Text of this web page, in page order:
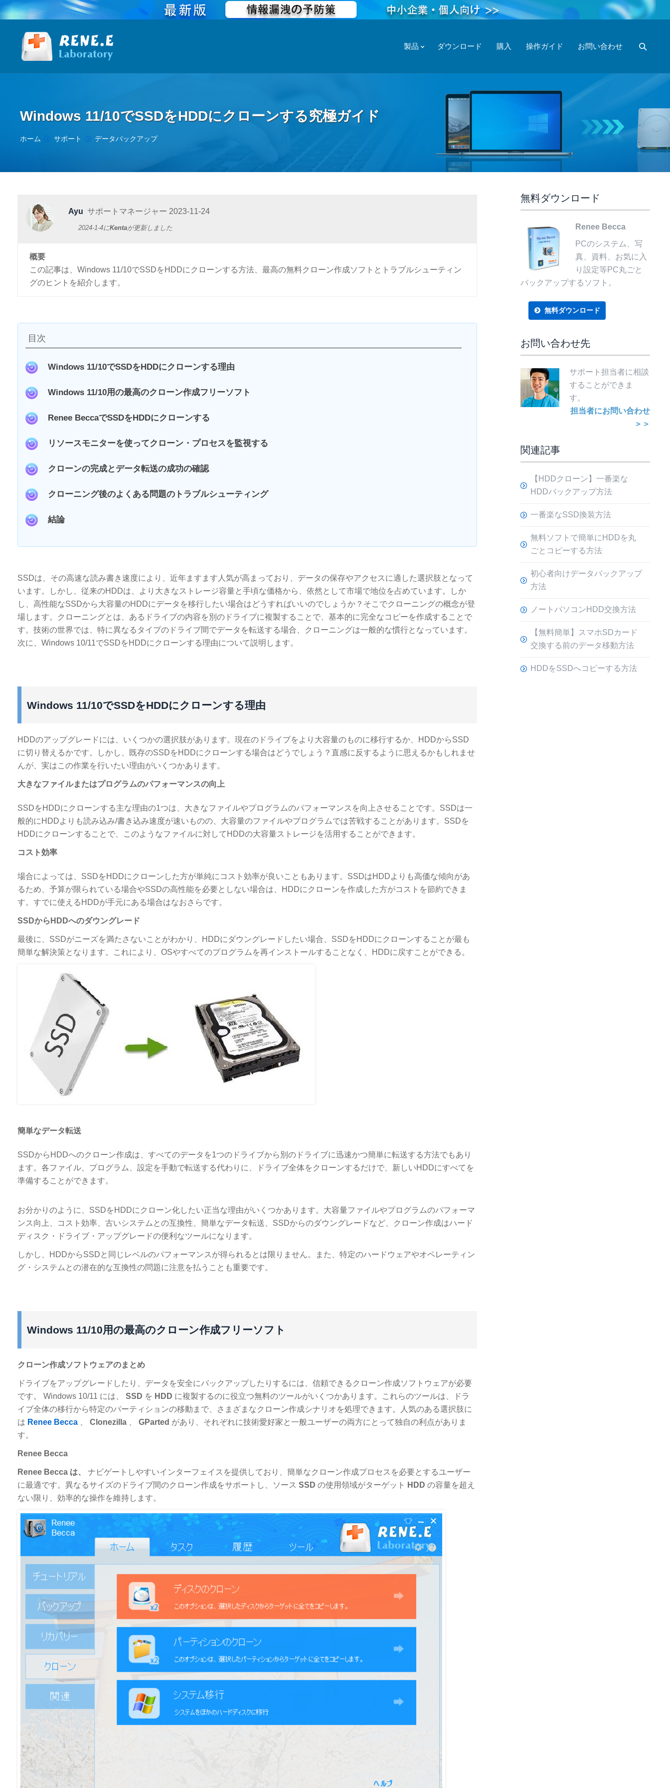
製品 ダウンロード 購入 操作ガイド お問い合わせ
Windows 11/10でSSDをHDDにクローンする究極ガイド
You are here:
ホーム サポート データバックアップ
Ayu サポートマネージャー 2023-11-24
2024-1-4にKentaが更新しました
概要
この記事は、Windows 11/10でSSDをHDDにクローンする方法、最高の無料クローン作成ソフトとトラブルシューティン
グのヒントを紹介します。
目次
Windows 11/10でSSDをHDDにクローンする理由
Windows 11/10用の最高のクローン作成フリーソフト
Renee BeccaでSSDをHDDにクローンする
リソースモニターを使ってクローン・プロセスを監視する
クローンの完成とデータ転送の成功の確認
クローニング後のよくある問題のトラブルシューティング
結論
SSDは、その高速な読み書き速度により、近年ますます人気が高まっており、データの保存やアクセスに適した選択肢となって
います。しかし、従来のHDDは、より大きなストレージ容量と手頃な価格から、依然として市場で地位を占めています。しか
し、高性能なSSDから大容量のHDDにデータを移行したい場合はどうすればいいのでしょうか？そこでクローニングの概念が登
場します。クローニングとは、あるドライブの内容を別のドライブに複製することで、基本的に完全なコピーを作成することで
す。技術の世界では、特に異なるタイプのドライブ間でデータを転送する場合、クローニングは一般的な慣行となっています。
次に、Windows 10/11でSSDをHDDにクローンする理由について説明します。
Windows 11/10でSSDをHDDにクローンする理由
HDDのアップグレードには、いくつかの選択肢があります。現在のドライブをより大容量のものに移行するか、HDDからSSD
に切り替えるかです。しかし、既存のSSDをHDDにクローンする場合はどうでしょう？直感に反するように思えるかもしれませ
んが、実はこの作業を行いたい理由がいくつかあります。
大きなファイルまたはプログラムのパフォーマンスの向上
SSDをHDDにクローンする主な理由の1つは、大きなファイルやプログラムのパフォーマンスを向上させることです。SSDは一
般的にHDDよりも読み込み/書き込み速度が速いものの、大容量のファイルやプログラムでは苦戦することがあります。SSDを
HDDにクローンすることで、このようなファイルに対してHDDの大容量ストレージを活用することができます。
コスト効率
場合によっては、SSDをHDDにクローンした方が単純にコスト効率が良いこともあります。SSDはHDDよりも高価な傾向があ
るため、予算が限られている場合やSSDの高性能を必要としない場合は、HDDにクローンを作成した方がコストを節約できま
す。すでに使えるHDDが手元にある場合はなおさらです。
SSDからHDDへのダウングレード
最後に、SSDがニーズを満たさないことがわかり、HDDにダウングレードしたい場合、SSDをHDDにクローンすることが最も
簡単な解決策となります。これにより、OSやすべてのプログラムを再インストールすることなく、HDDに戻すことができる。
簡単なデータ転送
SSDからHDDへのクローン作成は、すべてのデータを1つのドライブから別のドライブに迅速かつ簡単に転送する方法でもあり
ます。各ファイル、プログラム、設定を手動で転送する代わりに、ドライブ全体をクローンするだけで、新しいHDDにすべてを
準備することができます。
お分かりのように、SSDをHDDにクローン化したい正当な理由がいくつかあります。大容量ファイルやプログラムのパフォーマ
ンス向上、コスト効率、古いシステムとの互換性、簡単なデータ転送、SSDからのダウングレードなど、クローン作成はハード
ディスク・ドライブ・アップグレードの便利なツールになります。
しかし、HDDからSSDと同じレベルのパフォーマンスが得られるとは限りません。また、特定のハードウェアやオペレーティン
グ・システムとの潜在的な互換性の問題に注意を払うことも重要です。
Windows 11/10用の最高のクローン作成フリーソフト
クローン作成ソフトウェアのまとめ
ドライブをアップグレードしたり、データを安全にバックアップしたりするには、信頼できるクローン作成ソフトウェアが必要
です。 Windows 10/11 には、 SSD を HDD に複製するのに役立つ無料のツールがいくつかあります。これらのツールは、ドラ
イブ全体の移行から特定のパーティションの移動まで、さまざまなクローン作成シナリオを処理できます。人気のある選択肢に
は Renee Becca Clonezilla GParted があり、それぞれに技術愛好家と一般ユーザーの両方にとって独自の利点がありま
す。
Renee Becca
Renee Becca は、
ナビゲートしやすいインターフェイスを提供しており、簡単なクローン作成プロセスを必要とするユーザー
に最適です。異なるサイズのドライブ間のクローン作成をサポートし、ソース SSD の使用領域がターゲット HDD の容量を超え
ない限り、効率的な操作を維持します。
無料ダウンロード
Renee Becca
PCのシステム、写
真、資料、お気に入
り設定等PC丸ごと
バックアップするソフト。
無料ダウンロード
お問い合わせ先
サポート担当者に相談
することができま
す。
担当者にお問い合わせ
＞＞
関連記事
【HDDクローン】一番楽な
HDDバックアップ方法
一番楽なSSD換装方法
無料ソフトで簡単にHDDを丸
ごとコピーする方法
初心者向けデータバックアップ
方法
ノートパソコンHDD交換方法
【無料簡単】スマホSDカード
交換する前のデータ移動方法
HDDをSSDへコピーする方法